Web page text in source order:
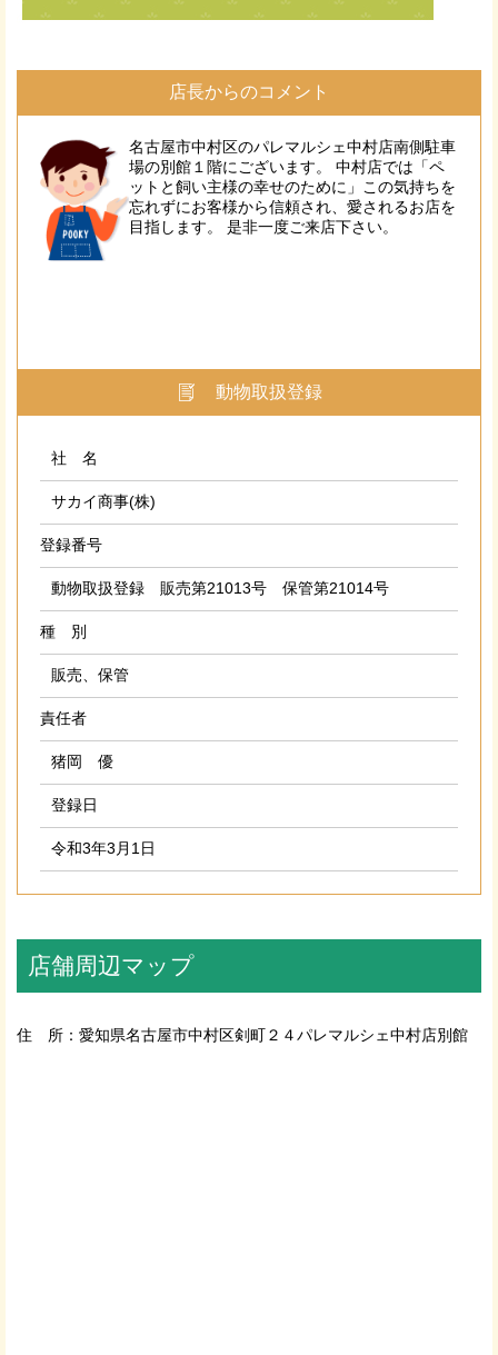
店長からのコメント
名古屋市中村区のパレマルシェ中村店南側駐車
場の別館１階にございます。 中村店では「ペ
ットと飼い主様の幸せのために」この気持ちを
忘れずにお客様から信頼され、愛されるお店を
目指します。 是非一度ご来店下さい。
動物取扱登録
社 名
サカイ商事(株)
登録番号
動物取扱登録 販売第21013号 保管第21014号
種 別
販売、保管
責任者
猪岡 優
登録日
令和3年3月1日
店舗周辺マップ
住 所：愛知県名古屋市中村区剣町２４パレマルシェ中村店別館